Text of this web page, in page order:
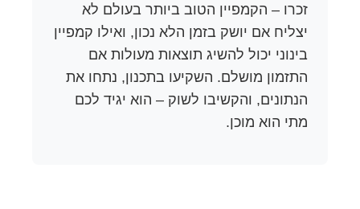
זכרו – הקמפיין הטוב ביותר בעולם לא
יצליח אם יושק בזמן הלא נכון, ואילו קמפיין
בינוני יכול להשיג תוצאות מעולות אם
התזמון מושלם. השקיעו בתכנון, נתחו את
הנתונים, והקשיבו לשוק – הוא יגיד לכם
מתי הוא מוכן.